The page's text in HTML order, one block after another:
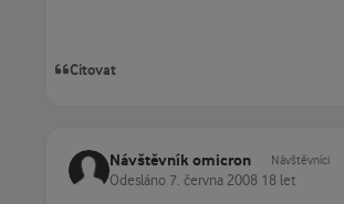
Citovat
Návštěvník omicron Návštěvníci
Odesláno 7. června 2008 18 let